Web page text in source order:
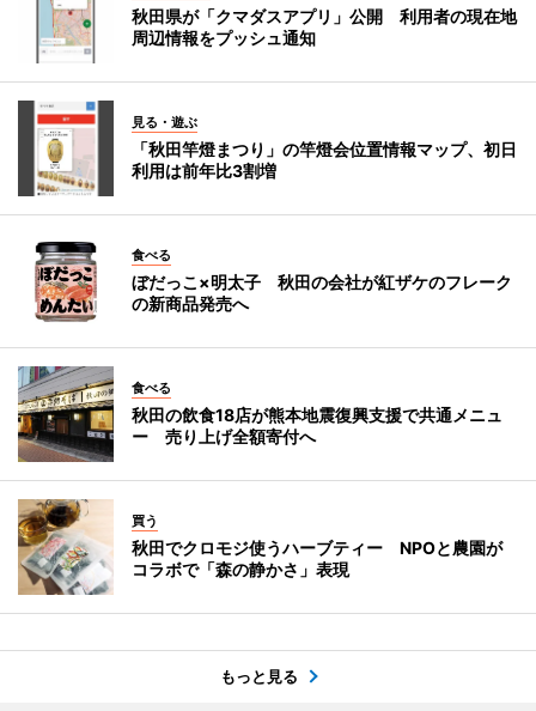
秋田県が「クマダスアプリ」公開 利用者の現在地
周辺情報をプッシュ通知
見る・遊ぶ
「秋田竿燈まつり」の竿燈会位置情報マップ、初日
利用は前年比3割増
食べる
ぼだっこ×明太子 秋田の会社が紅ザケのフレーク
の新商品発売へ
食べる
秋田の飲食18店が熊本地震復興支援で共通メニュ
ー 売り上げ全額寄付へ
買う
秋田でクロモジ使うハーブティー NPOと農園が
コラボで「森の静かさ」表現
もっと見る